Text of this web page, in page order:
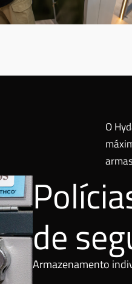
O
de
Armazenamento